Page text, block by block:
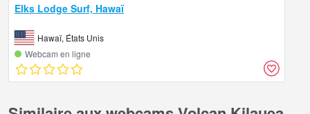
Elks Lodge Surf, Hawaï
Hawaï, États Unis
Webcam en ligne